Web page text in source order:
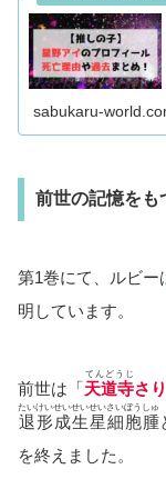
sabukaru-
前世の記憶をも
第1巻にて、ルビー
明しています。
前世は「 天道寺
てんどうじ
さ
退形成生星細胞腫
たいけいせいせいせいさいぼうしゅ
を終えました。